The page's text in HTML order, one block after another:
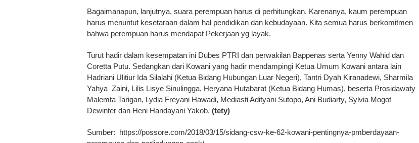
Bagaimanapun, lanjutnya, suara perempuan harus di perhitungkan. Karenanya, kaum perempuan
harus menuntut kesetaraan dalam hal pendidikan dan kebudayaan. Kita semua harus berkomitmen
bahwa perempuan harus mendapat Pekerjaan yg layak.
Turut hadir dalam kesempatan ini Dubes PTRI dan perwakilan Bappenas serta Yenny Wahid dan
Coretta Putu. Sedangkan dari Kowani yang hadir mendampingi Ketua Umum Kowani antara lain
Hadriani Ulitiur Ida Silalahi (Ketua Bidang Hubungan Luar Negeri), Tantri Dyah Kiranadewi, Sharmila
Yahya Zaini, Lilis Lisye Sinulingga, Heryana Hutabarat (Ketua Bidang Humas), beserta Prosidawaty
Malemta Tarigan, Lydia Freyani Hawadi, Mediasti Adityani Sutopo, Ani Budiarty, Sylvia Mogot
Dewinter dan Heni Handayani Yakob. (tety)
Sumber: https://possore.com/2018/03/15/sidang-csw-ke-62-kowani-pentingnya-pmberdayaan-